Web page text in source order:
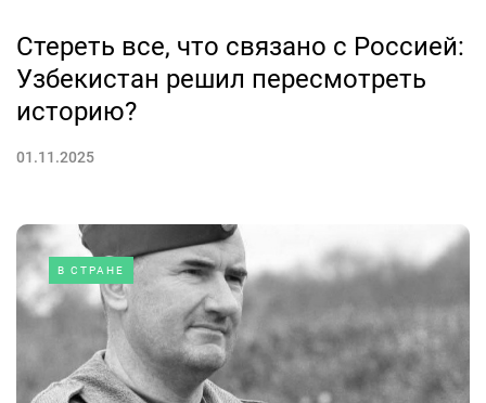
Стереть все, что связано с Россией:
Узбекистан решил пересмотреть
историю?
01.11.2025
В СТРАНЕ